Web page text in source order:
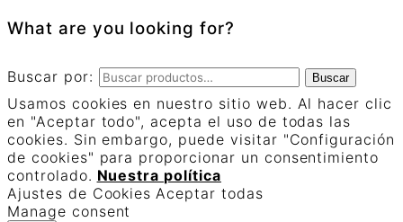
What are you looking for?
Buscar por: Buscar
Usamos cookies en nuestro sitio web. Al hacer clic
en "Aceptar todo", acepta el uso de todas las
cookies. Sin embargo, puede visitar "Configuración
de cookies" para proporcionar un consentimiento
controlado. Nuestra política
Ajustes de Cookies Aceptar todas
Manage consent